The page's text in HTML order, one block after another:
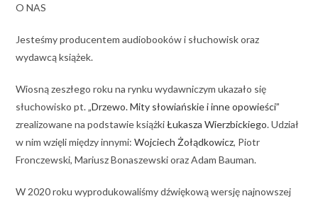
O NAS
Jesteśmy producentem audiobooków i słuchowisk oraz
wydawcą książek.
Wiosną zeszłego roku na rynku wydawniczym ukazało się
słuchowisko pt. „Drzewo. Mity słowiańskie i inne opowieści”
zrealizowane na podstawie książkiŁukasza Wierzbickiego. Udział
w nim wzięli między innymi:Wojciech Żołądkowicz, Piotr
Fronczewski, Mariusz Bonaszewski oraz Adam Bauman.
W 2020 roku wyprodukowaliśmy dźwiękową wersję najnowszej